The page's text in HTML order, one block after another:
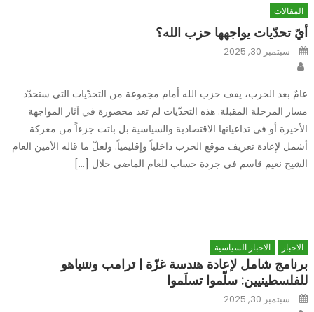
المقالات
أيّ تحدّيات يواجهها حزب الله؟
Posted
onسبتمبر 30, 2025
عامٌ بعد الحرب، يقف حزب الله أمام مجموعة من التحدّيات التي ستحدّد
مسار المرحلة المقبلة. هذه التحدّيات لم تعد محصورة في آثار المواجهة
الأخيرة أو في تداعياتها الاقتصادية والسياسية بل باتت جزءاً من معركة
أشمل لإعادة تعريف موقع الحزب داخلياً وإقليمياً. ولعلّ ما قاله الأمين العام
الشيخ نعيم قاسم في جردة حساب للعام الماضي خلال […]
الاخبار الاخبار السياسية
برنامج شامل لإعادة هندسة غزّة | ترامب ونتنياهو
للفلسطينيين: سلّموا تسلَموا
Posted
onسبتمبر 30, 2025